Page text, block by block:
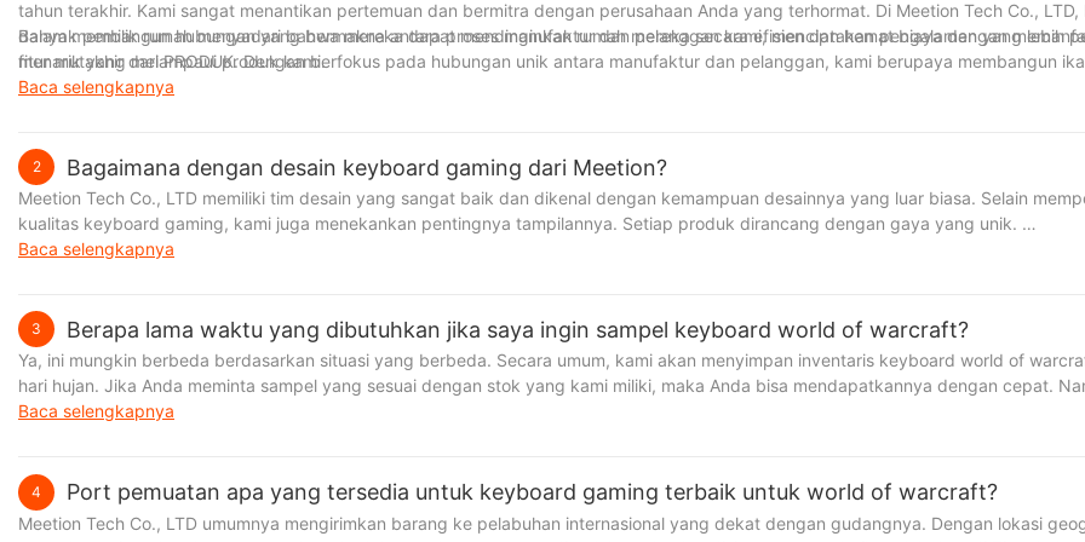
tahun terakhir. Kami sangat menantikan pertemuan dan bermitra dengan perusahaan Anda yang terhormat. Di Meetion Tech Co.,
dalam membangun hubungan yang bermakna antara proses manufaktur dan pelanggan kami, menciptakan pengalaman yang lebih
menarik yang melampaui produk kami.
Banyak pemilik rumah menyadari bahwa mereka dapat mendinginkan rumah mereka secara efisien dan hemat biaya dengan
fitur mutakhir dari PRODUK. Dengan berfokus pada hubungan unik antara manufaktur dan pelanggan, kami berupaya membangun
dari sekadar produk.
Baca selengkapnya
2 Bagaimana dengan desain keyboard gaming dari Meetion?
Meetion Tech Co., LTD memiliki tim desain yang sangat baik dan dikenal dengan kemampuan desainnya yang luar biasa. Selain
kualitas keyboard gaming, kami juga menekankan pentingnya tampilannya. Setiap produk dirancang dengan gaya yang unik.
Sejak didirikan, Meetion telah berupaya menyediakan headphone gaming dengan mikrofon berkualitas tinggi. Kami memperoleh
tertandingi di dalam negeri dan internasional. Keyboard dan mouse berkabel Meetion memiliki tipe dan gaya yang beragam untuk
kebutuhan pelanggan yang berbeda. Memang ada ilmu dalam mengembangkan desain mouse pad gaming besar Meetion. Kami
peramal mode, merchandiser, dan pengembang produk yang bekerja sama untuk menentukan desainnya. Produk ini memiliki
tim kami merencanakan secara strategis untuk masa depan. Tanyakan!
Baca selengkapnya
3 Berapa lama waktu yang dibutuhkan jika saya ingin sampel keyboard world of warcraft?
Ya, ini mungkin berbeda berdasarkan situasi yang berbeda. Secara umum, kami akan menyimpan inventaris keyboard world of
hari hujan. Jika Anda meminta sampel yang sesuai dengan stok yang kami miliki, maka Anda bisa mendapatkannya dengan cepat.
memiliki beberapa persyaratan untuk produk tersebut. Misalnya, jika spesifikasi disesuaikan, tampilan unik, desain logo berbeda, dll.
Baca selengkapnya
4 Port pemuatan apa yang tersedia untuk keyboard gaming terbaik untuk world of warcraft?
Meetion Tech Co., LTD umumnya mengirimkan barang ke pelabuhan internasional yang dekat dengan gudangnya. Dengan lokasi